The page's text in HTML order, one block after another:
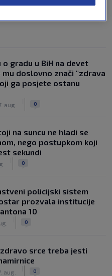
o gradu u BiH na devet
mu doslovno znači "zdrava
ga posjete ostanu
aug. 0
na suncu ne hladi se
nego postupkom koji
sekundi
0
policijski sistem
prozvala institucije
10
0
srce treba jesti
aug. 0